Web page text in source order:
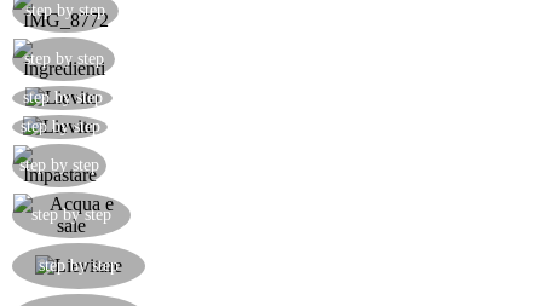
step by step
step by step
step by step
step by step
step by step
step by step
step by step